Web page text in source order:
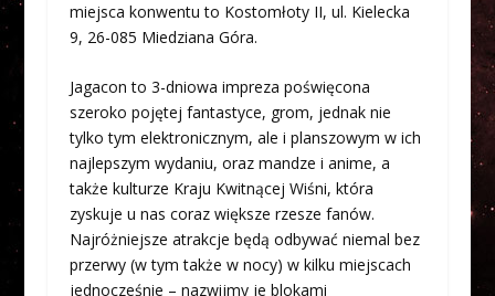
miejsca konwentu to Kostomłoty II, ul. Kielecka
9, 26-085 Miedziana Góra.
Jagacon to 3-dniowa impreza poświęcona
szeroko pojętej fantastyce, grom, jednak nie
tylko tym elektronicznym, ale i planszowym w ich
najlepszym wydaniu, oraz mandze i anime, a
także kulturze Kraju Kwitnącej Wiśni, która
zyskuje u nas coraz większe rzesze fanów.
Najróżniejsze atrakcje będą odbywać niemal bez
przerwy (w tym także w nocy) w kilku miejscach
jednocześnie – nazwijmy je blokami